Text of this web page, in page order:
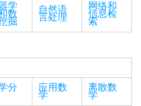
学
数
掘
自然语
言处理
网络和
信息检
索
分 应用数
学
离散数
学